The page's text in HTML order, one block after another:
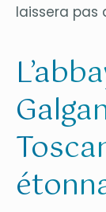
laissera pas